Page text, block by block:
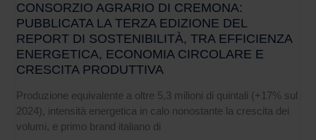
CONSORZIO AGRARIO DI CREMONA:
PUBBLICATA LA TERZA EDIZIONE DEL
REPORT DI SOSTENIBILITÀ, TRA EFFICIENZA
ENERGETICA, ECONOMIA CIRCOLARE E
CRESCITA PRODUTTIVA
Produzione equivalente a oltre 5,3 milioni di quintali (+17% sul
2024), intensità energetica in calo nonostante la crescita dei
volumi, e primo brand italiano di